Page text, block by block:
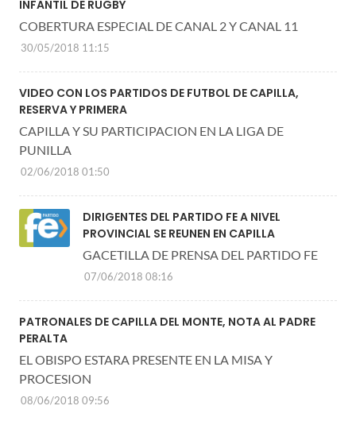
INFANTIL DE RUGBY
COBERTURA ESPECIAL DE CANAL 2 Y CANAL 11
30/05/2018 11:15
VIDEO CON LOS PARTIDOS DE FUTBOL DE CAPILLA,
RESERVA Y PRIMERA
CAPILLA Y SU PARTICIPACION EN LA LIGA DE
PUNILLA
02/06/2018 01:50
DIRIGENTES DEL PARTIDO FE A NIVEL
PROVINCIAL SE REUNEN EN CAPILLA
GACETILLA DE PRENSA DEL PARTIDO FE
07/06/2018 08:16
PATRONALES DE CAPILLA DEL MONTE, NOTA AL PADRE
PERALTA
EL OBISPO ESTARA PRESENTE EN LA MISA Y
PROCESION
08/06/2018 09:56